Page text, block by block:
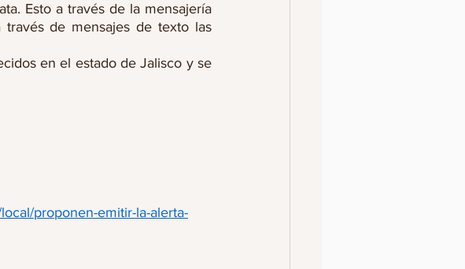
Esto a través de la mensajería
de mensajes de texto las
en el estado de Jalisco y se
proponen-emitir-la-alerta-